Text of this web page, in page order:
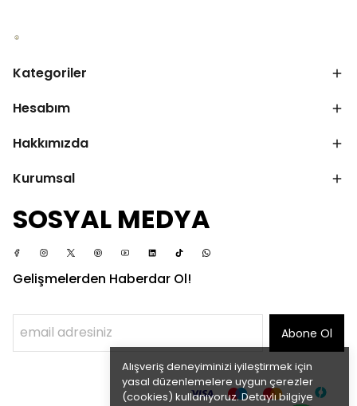
Alışveriş deneyiminizi iyileştirmek için
yasal düzenlemelere uygun çerezler
(cookies) kullanıyoruz. Detaylı bilgiye
Kategoriler
Hesabım
Hakkımızda
Kurumsal
SOSYAL MEDYA
Gelişmelerden Haberdar Ol!
Abone Ol